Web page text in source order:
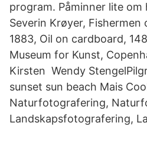
program. Påminner lite
Severin Krøyer, Fishermen
1883, Oil on cardboard,
Museum for Kunst,
Kirsten Wendy
sunset sun beach Mais
Naturfotografering,
Landskapsfotografering,